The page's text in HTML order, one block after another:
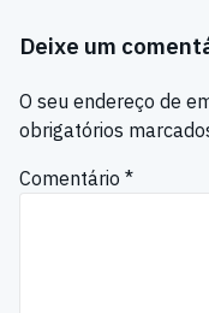
Deixe um
O seu endereço de
obrigatórios
Comentário *